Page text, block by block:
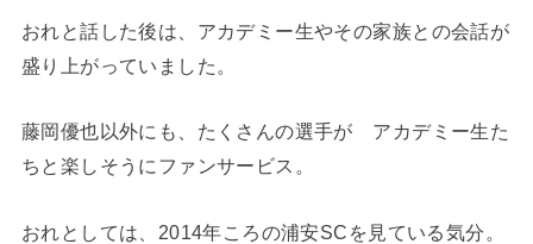
おれと話した後は、アカデミー生やその家族との会話が
盛り上がっていました。
藤岡優也以外にも、たくさんの選手が アカデミー生た
ちと楽しそうにファンサービス。
おれとしては、2014年ころの浦安SCを見ている気分。